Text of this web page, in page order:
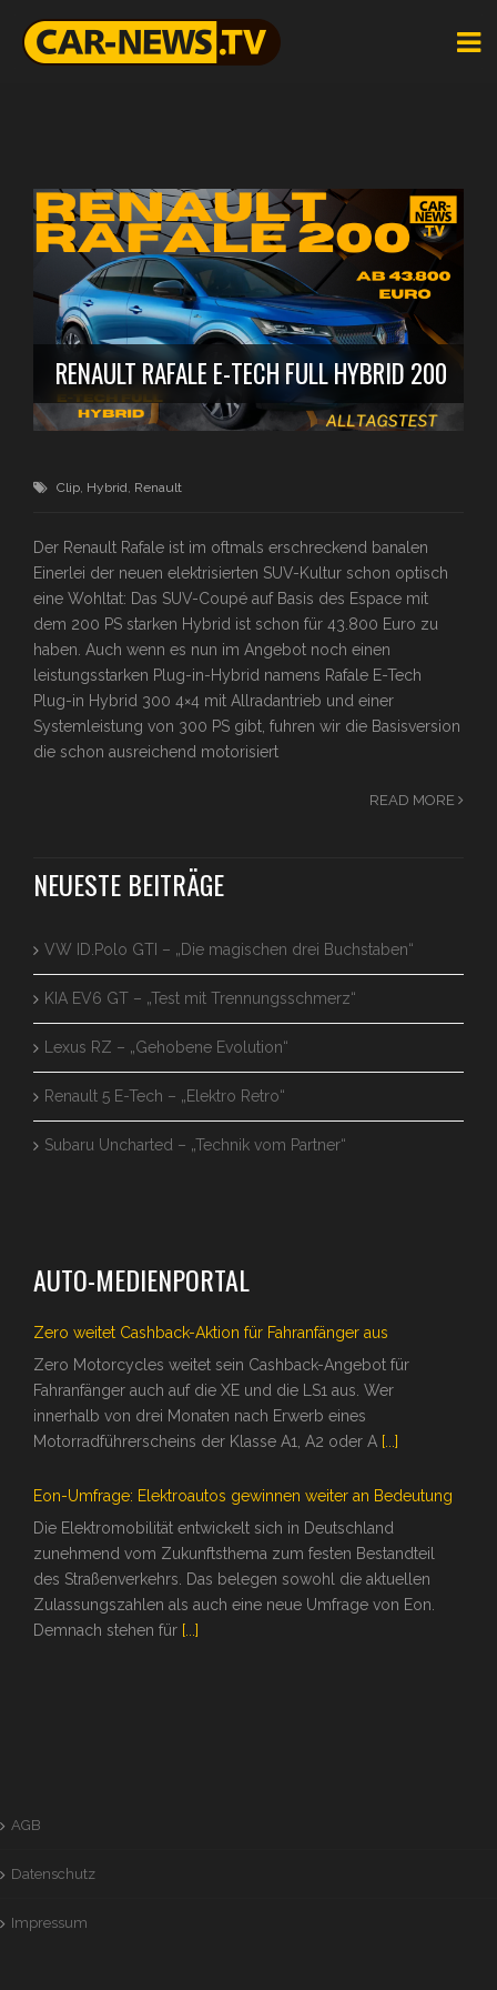
RENAULT RAFALE E-TECH FULL HYBRID 200
Clip, Hybrid, Renault
Der Renault Rafale ist im oftmals erschreckend banalen
Einerlei der neuen elektrisierten SUV-Kultur schon optisch
eine Wohltat: Das SUV-Coupé auf Basis des Espace mit
dem 200 PS starken Hybrid ist schon für 43.800 Euro zu
haben. Auch wenn es nun im Angebot noch einen
leistungsstarken Plug-in-Hybrid namens Rafale E-Tech
Plug-in Hybrid 300 4×4 mit Allradantrieb und einer
Systemleistung von 300 PS gibt, fuhren wir die Basisversion
die schon ausreichend motorisiert
READ MORE
NEUESTE BEITRÄGE
VW ID.Polo GTI – „Die magischen drei Buchstaben“
KIA EV6 GT – „Test mit Trennungsschmerz“
Lexus RZ – „Gehobene Evolution“
Renault 5 E-Tech – „Elektro Retro“
Subaru Uncharted – „Technik vom Partner“
AUTO-MEDIENPORTAL
Zero weitet Cashback-Aktion für Fahranfänger aus
Zero Motorcycles weitet sein Cashback-Angebot für
Fahranfänger auch auf die XE und die LS1 aus. Wer
innerhalb von drei Monaten nach Erwerb eines
Motorradführerscheins der Klasse A1, A2 oder A [...]
Eon-Umfrage: Elektroautos gewinnen weiter an Bedeutung
Die Elektromobilität entwickelt sich in Deutschland
zunehmend vom Zukunftsthema zum festen Bestandteil
des Straßenverkehrs. Das belegen sowohl die aktuellen
Zulassungszahlen als auch eine neue Umfrage von Eon.
Demnach stehen für [...]
AGB
Datenschutz
Impressum